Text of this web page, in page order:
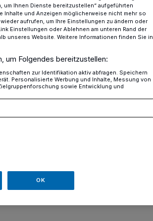
in
Platz 1)
nun
um Ihnen Dienste bereitzustellen“ aufgeführten
Inhalte und Anzeigen möglicherweise nicht mehr so
aufrufen, um Ihre Einstellungen zu ändern oder
Einstellungen oder Ablehnen am unteren Rand der
unseres Website. Weitere Informationen finden Sie in
um Folgendes bereitzustellen:
zur Identifikation aktiv abfragen. Speichern
Personalisierte Werbung und Inhalte, Messung von
sowie Entwicklung und
OK